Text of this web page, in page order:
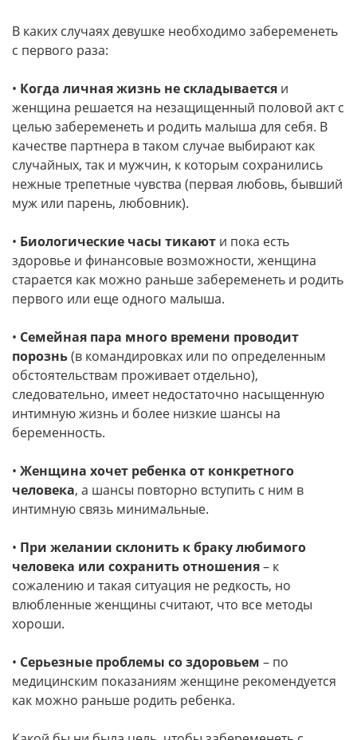
В каких случаях девушке необходимо забеременеть
с первого раза:
• Когда личная жизнь не складывается и
женщина решается на незащищенный половой акт с
целью забеременеть и родить малыша для себя. В
качестве партнера в таком случае выбирают как
случайных, так и мужчин, к которым сохранились
нежные трепетные чувства (первая любовь, бывший
муж или парень, любовник).
• Биологические часы тикают и пока есть
здоровье и финансовые возможности, женщина
старается как можно раньше забеременеть и родить
первого или еще одного малыша.
• Семейная пара много времени проводит
порознь(в командировках или по определенным
обстоятельствам проживает отдельно),
следовательно, имеет недостаточно насыщенную
интимную жизнь и более низкие шансы на
беременность.
• Женщина хочет ребенка от конкретного
человека, а шансы повторно вступить с ним в
интимную связь минимальные.
• При желании склонить к браку любимого
человека или сохранить отношения– к
сожалению и такая ситуация не редкость, но
влюбленные женщины считают, что все методы
хороши.
• Серьезные проблемы со здоровьем – по
медицинским показаниям женщине рекомендуется
как можно раньше родить ребенка.